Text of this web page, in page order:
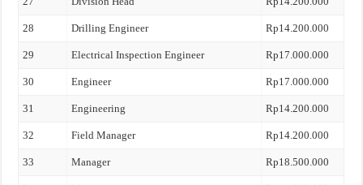
28 Drilling Engineer Rp14.200.000
29 Electrical Inspection Engineer Rp17.000.000
30 Engineer Rp17.000.000
31 Engineering Rp14.200.000
32 Field Manager Rp14.200.000
33 Manager Rp18.500.000